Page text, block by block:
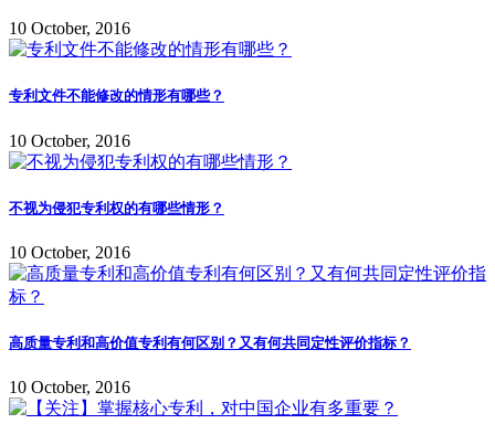
10 October, 2016
专利文件不能修改的情形有哪些？
10 October, 2016
不视为侵犯专利权的有哪些情形？
10 October, 2016
高质量专利和高价值专利有何区别？又有何共同定性评价指标？
10 October, 2016